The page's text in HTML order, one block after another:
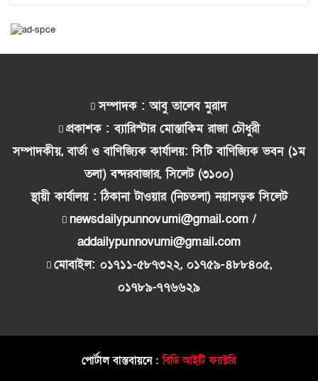
সম্পাদক : আবু তালেব মুরাদ
প্রকাশক : ব্যারিস্টার মোস্তাকিম রাজা চৌধুরী
সম্পাদকীয়, বার্তা ও বাণিজ্যিক কার্যালয়: সিটি বাণিজ্যিক ভবন (১ম
তলা) বন্দরবাজার, সিলেট (৩১০০)
স্থায়ী কার্যালয় : ঠিকানা টাওয়ার (নিচতলা) নয়াসড়ক সিলেট
newsdailypunnovumi@gmail.com /
addailypunnovumi@gmail.com
মোবাইল: ০১৭১১-৫৮৭৩২২, ০১৭৫৯-৪৮৮৪০৫,
০১৭৮৯-৭৭৬৬২৯
পোর্টাল বাস্তবায়নে :বিডি আইটি ফ্যাক্টরি